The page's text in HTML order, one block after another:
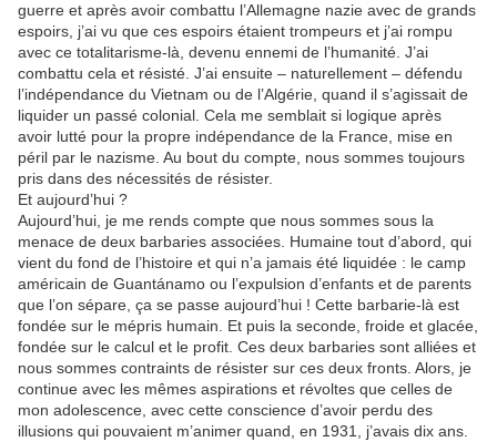
guerre et après avoir combattu l’Allemagne nazie avec de grands
espoirs, j’ai vu que ces espoirs étaient trompeurs et j’ai rompu
avec ce totalitarisme-là, devenu ennemi de l’humanité. J’ai
combattu cela et résisté. J’ai ensuite – naturellement – défendu
l’indépendance du Vietnam ou de l’Algérie, quand il s’agissait de
liquider un passé colonial. Cela me semblait si logique après
avoir lutté pour la propre indépendance de la France, mise en
péril par le nazisme. Au bout du compte, nous sommes toujours
pris dans des nécessités de résister.
Et aujourd’hui ?
Aujourd’hui, je me rends compte que nous sommes sous la
menace de deux barbaries associées. Humaine tout d’abord, qui
vient du fond de l’histoire et qui n’a jamais été liquidée : le camp
américain de Guantánamo ou l’expulsion d’enfants et de parents
que l’on sépare, ça se passe aujourd’hui ! Cette barbarie-là est
fondée sur le mépris humain. Et puis la seconde, froide et glacée,
fondée sur le calcul et le profit. Ces deux barbaries sont alliées et
nous sommes contraints de résister sur ces deux fronts. Alors, je
continue avec les mêmes aspirations et révoltes que celles de
mon adolescence, avec cette conscience d’avoir perdu des
illusions qui pouvaient m’animer quand, en 1931, j’avais dix ans.